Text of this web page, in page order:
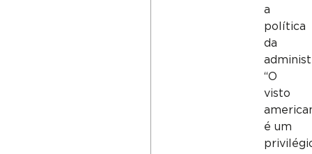
a
política
da
“O
visto
é um